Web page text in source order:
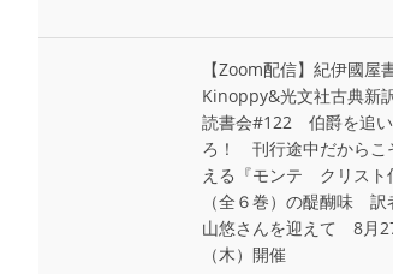
【Zoom配信】紀伊國屋
Kinoppy&光文社古典新
読書会#122 伯爵を追
ろ！ 刊行途中だからこ
える『モンテ゠クリスト
（全６巻）の醍醐味 訳
山悠さんを迎えて 8月
（木）開催